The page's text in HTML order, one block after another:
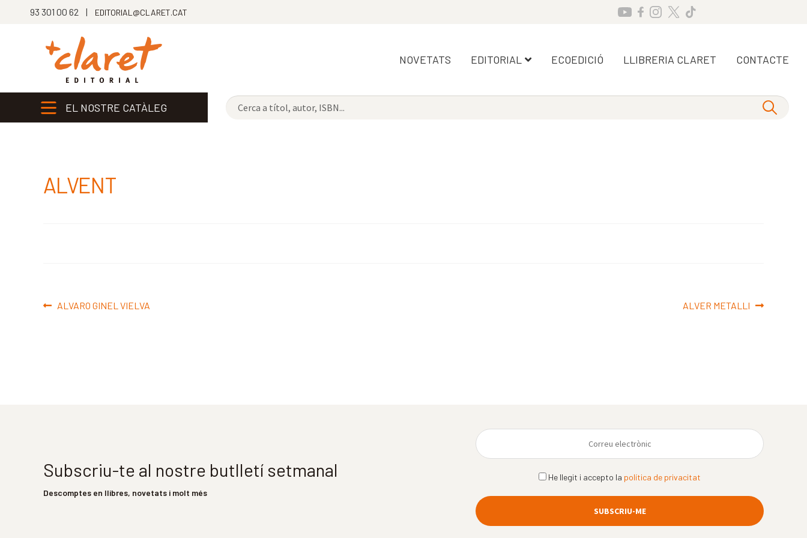
93 301 00 62 | EDITORIAL@CLARET.CAT
NOVETATS EDITORIAL ECOEDICIÓ LLIBRERIA CLARET CONTACTE
EL NOSTRE CATÀLEG
ALVENT
Navegació
Entrada
ALVARO GINEL VIELVA
Pròxima
ALVER METALLI
Subscriu-te al nostre butlletí setmanal
Descomptes en llibres, novetats i molt més
He llegit i accepto la política de privacitat